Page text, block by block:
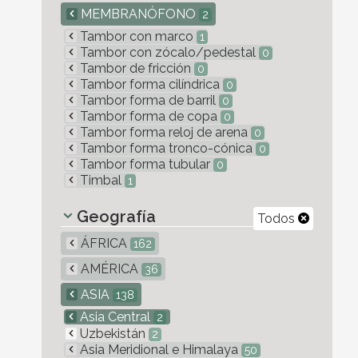
MEMBRANÓFONO 2
Tambor con marco 1
Tambor con zócalo/pedestal 0
Tambor de fricción 0
Tambor forma cilíndrica 0
Tambor forma de barril 0
Tambor forma de copa 0
Tambor forma reloj de arena 0
Tambor forma tronco-cónica 0
Tambor forma tubular 0
Timbal 1
Todos
Geografía
ÁFRICA 162
AMÉRICA 36
ASIA 138
Asia Central 2
Uzbekistán 2
Asia Meridional e Himalaya 50